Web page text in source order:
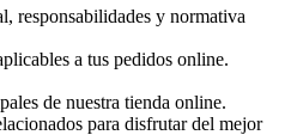
responsabilidades y normativa
a tus pedidos online.
de nuestra tienda online.
para disfrutar del mejor